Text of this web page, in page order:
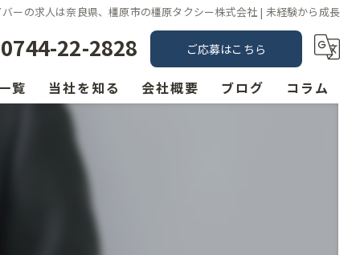
バーの求人は奈良県、橿原市の橿原タクシー株式会社 | 未経験から成長
0744-22-2828 ご応募はこちら
覧 当社を知る
経験者
会社概要 ブログ コラム